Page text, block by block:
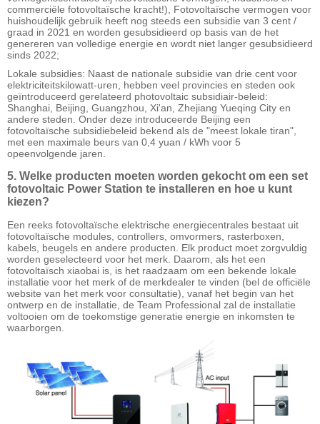
commerciële fotovoltaïsche kracht!), Fotovoltaïsche vermogen voor
huishoudelijk gebruik heeft nog steeds een subsidie ​​van 3 cent /
graad in 2021 en worden gesubsidieerd op basis van de het
genereren van volledige energie en wordt niet langer gesubsidieerd
sinds 2022;
Lokale subsidies: Naast de nationale subsidie ​​van drie cent voor
elektriciteitskilowatt-uren, hebben veel provincies en steden ook
geïntroduceerd gerelateerd photovoltaic subsidiair-beleid:
Shanghai, Beijing, Guangzhou, Xi'an, Zhejiang Yueqing City en
andere steden. Onder deze introduceerde Beijing een
fotovoltaïsche subsidiebeleid bekend als de "meest lokale tiran",
met een maximale beurs van 0,4 yuan / kWh voor 5
opeenvolgende jaren.
5. Welke producten moeten worden gekocht om een ​​set
fotovoltaic Power Station te installeren en hoe u kunt
kiezen?
Een reeks fotovoltaïsche elektrische energiecentrales bestaat uit
fotovoltaïsche modules, controllers, omvormers, rasterboxen,
kabels, beugels en andere producten. Elk product moet zorgvuldig
worden geselecteerd voor het merk. Daarom, als het een
fotovoltaïsch xiaobai is, is het raadzaam om een ​​bekende lokale
installatie voor het merk of de merkdealer te vinden (bel de officiële
website van het merk voor consultatie), vanaf het begin van het
ontwerp en de installatie, de Team Professional zal de installatie
voltooien om de toekomstige generatie energie en inkomsten te
waarborgen.